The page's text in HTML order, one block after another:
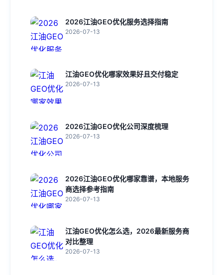
2026江油GEO优化服务选择指南
2026-07-13
江油GEO优化哪家效果好且交付稳定
2026-07-13
2026江油GEO优化公司深度梳理
2026-07-13
2026江油GEO优化哪家靠谱，本地服务
商选择参考指南
2026-07-13
江油GEO优化怎么选，2026最新服务商
对比整理
2026-07-13